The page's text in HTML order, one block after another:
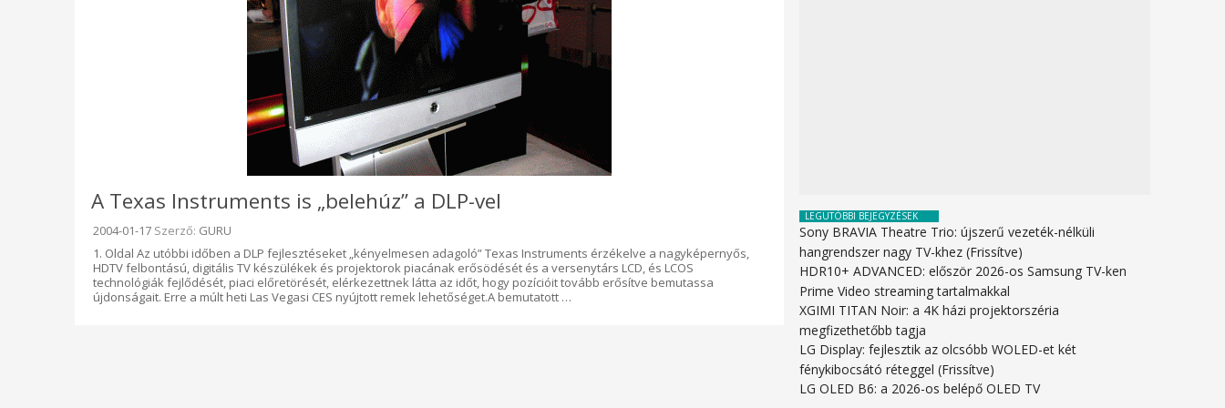
A Texas Instruments is „belehúz” a DLP-vel
Beküldve:
2004-01-17 Szerző: GURU
1. Oldal Az utóbbi időben a DLP fejlesztéseket „kényelmesen adagoló” Texas Instruments érzékelve a nagyképernyős,
HDTV felbontású, digitális TV készülékek és projektorok piacának erősödését és a versenytárs LCD, és LCOS
technológiák fejlődését, piaci előretörését, elérkezettnek látta az időt, hogy pozícióit tovább erősítve bemutassa
újdonságait. Erre a múlt heti Las Vegasi CES nyújtott remek lehetőséget.A bemutatott …
LEGUTÓBBI BEJEGYZÉSEK
Sony BRAVIA Theatre Trio: újszerű vezeték-nélküli
hangrendszer nagy TV-khez (Frissítve)
HDR10+ ADVANCED: először 2026-os Samsung TV-ken
Prime Video streaming tartalmakkal
XGIMI TITAN Noir: a 4K házi projektorszéria
megfizethetőbb tagja
LG Display: fejlesztik az olcsóbb WOLED-et két
fénykibocsátó réteggel (Frissítve)
LG OLED B6: a 2026-os belépő OLED TV